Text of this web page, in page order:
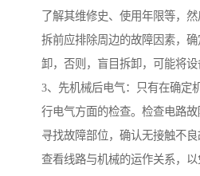
了解其维修史、使用年限等，
拆前应排除周边的故障因素，
卸，否则，盲目拆卸，可能将设
3、先机械后电气：只有在确定
行电气方面的检查。检查电路
寻找故障部位，确认无接触不
查看线路与机械的运作关系，以